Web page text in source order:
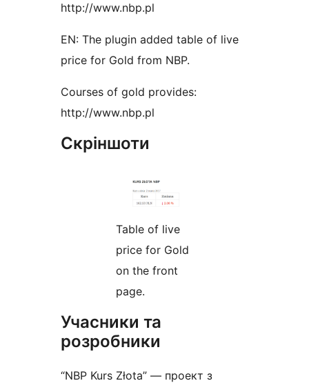
http://www.nbp.pl
EN: The plugin added table of live
price for Gold from NBP.
Courses of gold provides:
http://www.nbp.pl
Скріншоти
Table of live
price for Gold
on the front
page.
Учасники та
розробники
“NBP Kurs Złota” — проект з